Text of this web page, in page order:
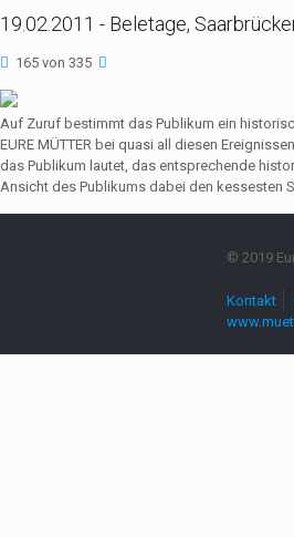
19.02.2011 - Beletage,
165 von 335
Auf Zuruf bestimmt das Publikum ein
EURE MÜTTER bei quasi all diesen
das Publikum lautet, das entsprechende
Ansicht des Publikums dabei den kessesten
© 2019
Kontakt